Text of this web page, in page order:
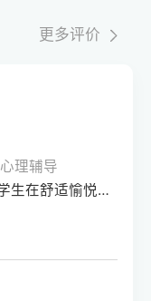
更多评价
理辅导
学校注重创造良好的学习氛围，让学生在舒适愉悦的环境中学习。这种氛围可以让学生更加投入学习，提高学习效率，同时也有利于培养学生的自律能力。